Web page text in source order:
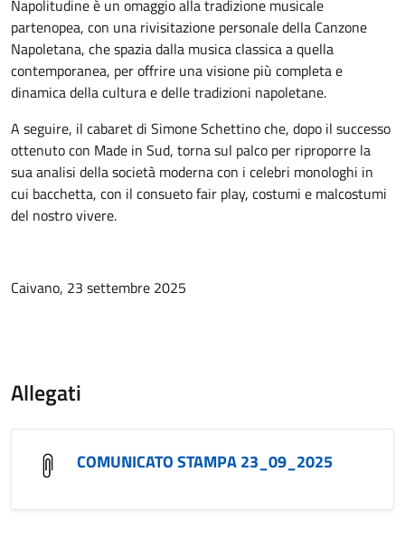
Napolitudine è un omaggio alla tradizione musicale
partenopea, con una rivisitazione personale della Canzone
Napoletana, che spazia dalla musica classica a quella
contemporanea, per offrire una visione più completa e
dinamica della cultura e delle tradizioni napoletane.
A seguire, il cabaret di Simone Schettino che, dopo il successo
ottenuto con Made in Sud, torna sul palco per riproporre la
sua analisi della società moderna con i celebri monologhi in
cui bacchetta, con il consueto fair play, costumi e malcostumi
del nostro vivere.
Caivano, 23 settembre 2025
Allegati
COMUNICATO STAMPA 23_09_2025